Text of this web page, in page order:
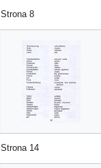
Strona 8
Strona 14